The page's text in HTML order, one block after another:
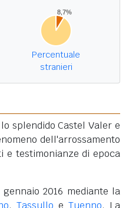
Percentuale
stranieri
splendido Castel Valer e
dell'arrossamento
e testimonianze di epoca
2016 mediante la